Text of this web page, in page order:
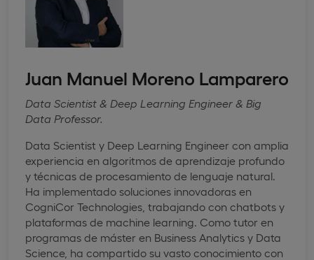
Juan Manuel Moreno Lamparero
Data Scientist & Deep Learning Engineer & Big
Data Professor.
Data Scientist y Deep Learning Engineer con amplia
experiencia en algoritmos de aprendizaje profundo
y técnicas de procesamiento de lenguaje natural.
Ha implementado soluciones innovadoras en
CogniCor Technologies, trabajando con chatbots y
plataformas de machine learning. Como tutor en
programas de máster en Business Analytics y Data
Science, ha compartido su vasto conocimiento con